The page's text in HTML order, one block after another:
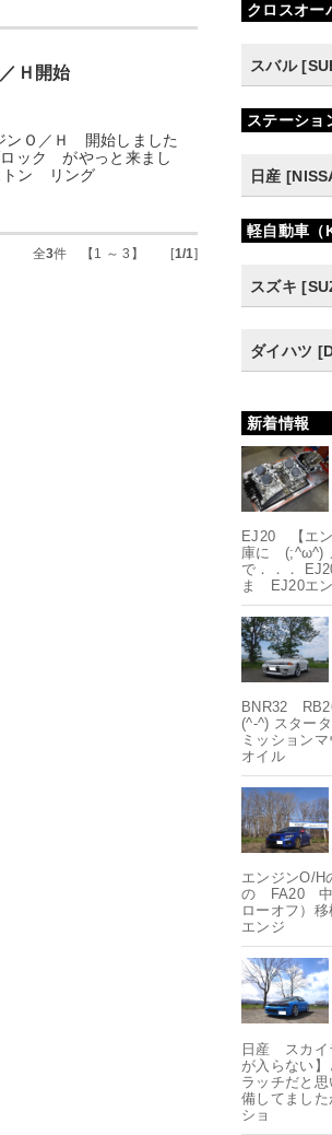
Ｈ開始
Ｏ／Ｈ 開始しました
ック がやっと来まし
ン リング
全3件 【1 ～ 3】 [1/1]
クロスオー
スバル
ステーショ
日産
軽自動車（
スズキ
ダイハツ
新着情報
EJ20 【エ
庫に (;^ω^)
で．．．
ま EJ20エ
BNR32
(^-^) スター
ミッション
オイル
エンジンO/H
の FA20 中
ローオフ）
エンジ
日産 スカ
が入らない
ラッチだと
備してまし
ショ